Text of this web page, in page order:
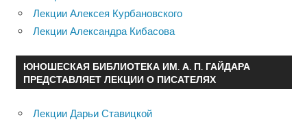
Лекции Алексея Курбановского
Лекции Александра Кибасова
ЮНОШЕСКАЯ БИБЛИОТЕКА ИМ. А. П. ГАЙДАРА
ПРЕДСТАВЛЯЕТ ЛЕКЦИИ О ПИСАТЕЛЯХ
Лекции Дарьи Ставицкой